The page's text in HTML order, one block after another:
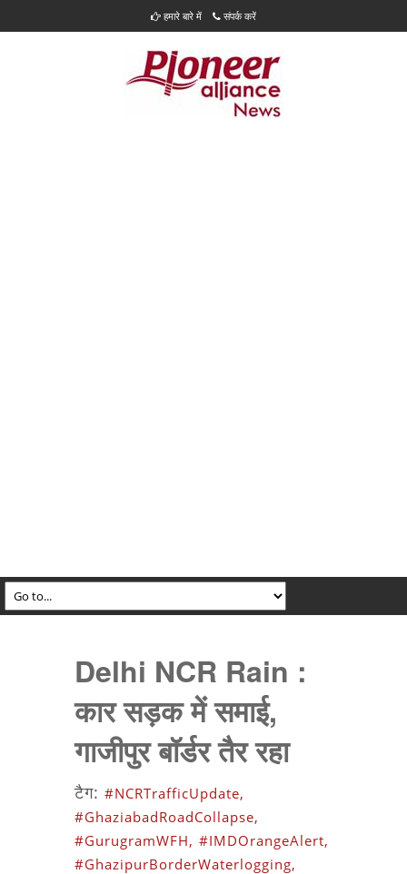
हमारे बारे में संपर्क करें
Delhi NCR Rain :
कार सड़क में समाई,
गाजीपुर बॉर्डर तैर रहा
टैग: #NCRTrafficUpdate,
#GhaziabadRoadCollapse,
#GurugramWFH, #IMDOrangeAlert,
#GhazipurBorderWaterlogging,